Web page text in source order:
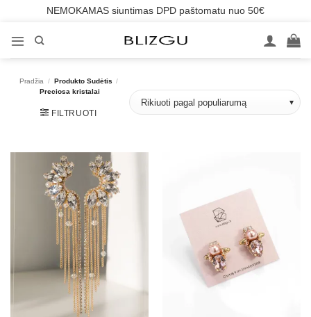
NEMOKAMAS siuntimas DPD paštomatu nuo 50€
content
Pradžia / Produkto Sudėtis /
Preciosa kristalai
FILTRUOTI